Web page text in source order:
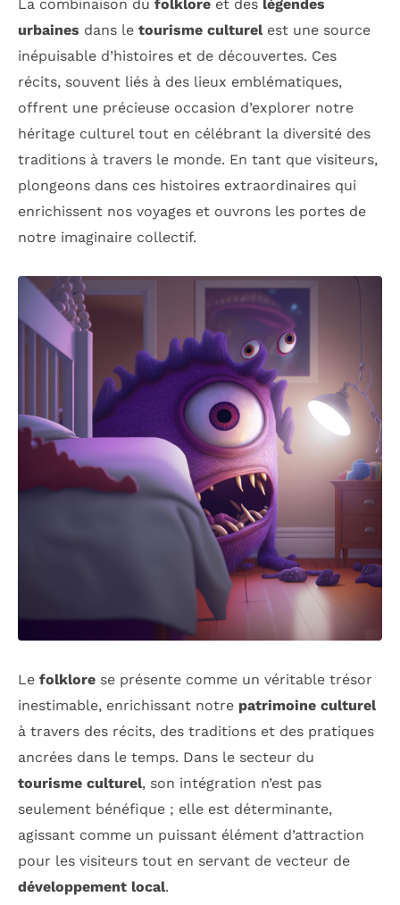
La combinaison du folklore et des légendes
urbaines dans le tourisme culturelest une source
inépuisable d’histoires et de découvertes. Ces
récits, souvent liés à des lieux emblématiques,
offrent une précieuse occasion d’explorer notre
héritage culturel tout en célébrant la diversité des
traditions à travers le monde. En tant que visiteurs,
plongeons dans ces histoires extraordinaires qui
enrichissent nos voyages et ouvrons les portes de
notre imaginaire collectif.
Le folklore se présente comme un véritable trésor
inestimable, enrichissant notre patrimoine culturel
à travers des récits, des traditions et des pratiques
ancrées dans le temps. Dans le secteur du
tourisme culturel, son intégration n’est pas
seulement bénéfique ; elle est déterminante,
agissant comme un puissant élément d’attraction
pour les visiteurs tout en servant de vecteur de
développement local.